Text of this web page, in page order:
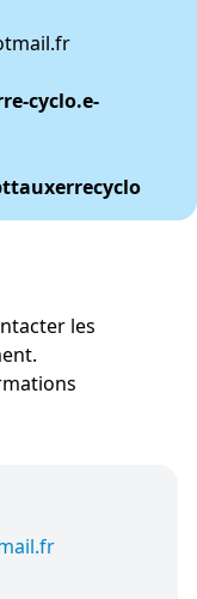
cyclo.e-
les